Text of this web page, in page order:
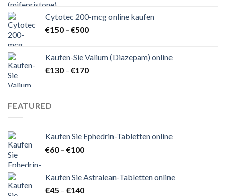
Cytotec 200-mcg online kaufen
€150 – €500Preisspanne:
€500
Kaufen-Sie Valium (Diazepam) online
€130 – €170Preisspanne:
FEATURED
Kaufen Sie Ephedrin-Tabletten online
€60 – €100Preisspanne:
€100
Kaufen Sie Astralean-Tabletten online
€45 – €140Preisspanne: